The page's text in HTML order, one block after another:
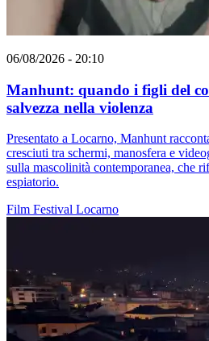
06/08/2026 - 20:10
Manhunt: quando i figli del
salvezza nella violenza
Presentato a Locarno, Manhunt
cresciuti tra schermi, manosfera e
sulla mascolinità contemporanea, che
espiatorio.
Film Festival Locarno